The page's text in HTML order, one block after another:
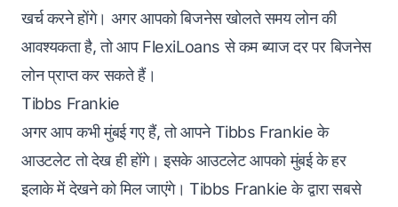
खर्च करने होंगे। अगर आपको बिजनेस खोलते समय लोन की
आवश्यकता है, तो आप FlexiLoans से कम ब्याज दर पर बिजनेस
लोन प्राप्त कर सकते हैं।
Tibbs Frankie
अगर आप कभी मुंबई गए हैं, तो आपने Tibbs Frankie के
आउटलेट तो देख ही होंगे। इसके आउटलेट आपको मुंबई के हर
इलाके में देखने को मिल जाएंगे। Tibbs Frankie के द्वारा सबसे